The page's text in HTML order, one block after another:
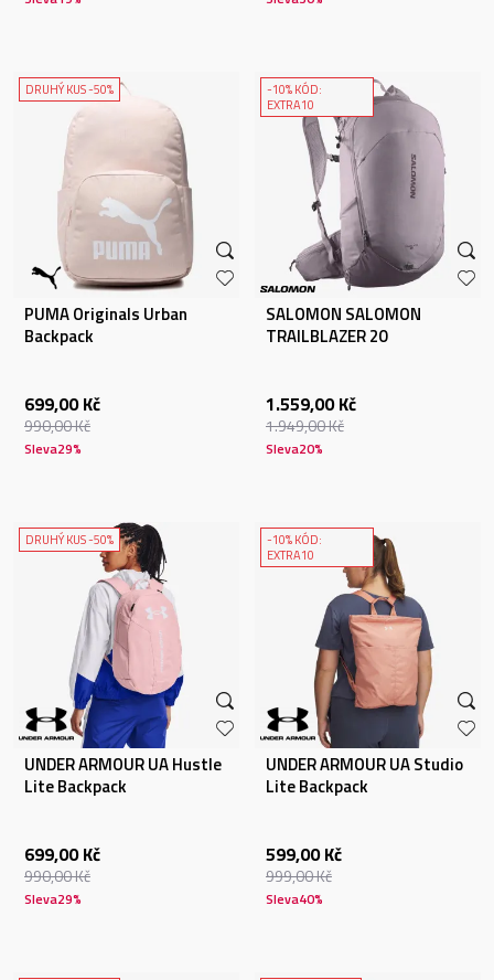
DRUHÝ KUS -50%
PUMA Originals Urban
Backpack
699,00 Kč
990,00Kč
Sleva29%
-10% KÓD:
EXTRA10
SALOMON SALOMON
TRAILBLAZER 20
1.559,00 Kč
1.949,00Kč
Sleva20%
DRUHÝ KUS -50%
UNDER ARMOUR UA Hustle
Lite Backpack
699,00 Kč
990,00Kč
Sleva29%
-10% KÓD:
EXTRA10
UNDER ARMOUR UA Studio
Lite Backpack
599,00 Kč
999,00Kč
Sleva40%